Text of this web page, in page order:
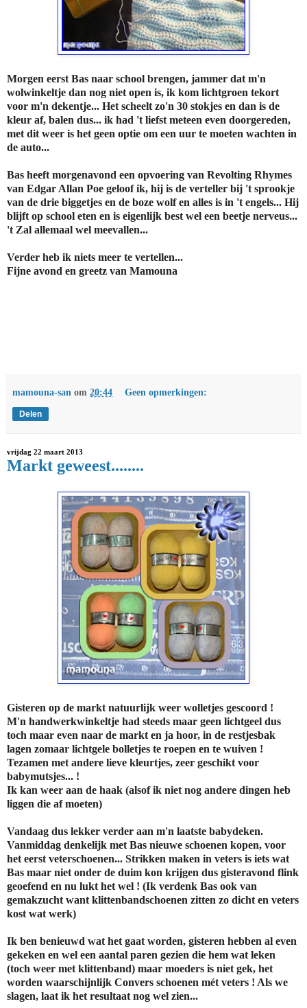
Morgen eerst Bas naar school brengen, jammer dat m'n
wolwinkeltje dan nog niet open is, ik kom lichtgroen tekort
voor m'n dekentje... Het scheelt zo'n 30 stokjes en dan is de
kleur af, balen dus... ik had 't liefst meteen even doorgereden,
met dit weer is het geen optie om een uur te moeten wachten in
de auto...
Bas heeft morgenavond een opvoering van Revolting Rhymes
van Edgar Allan Poe geloof ik, hij is de verteller bij 't sprookje
van de drie biggetjes en de boze wolf en alles is in 't engels... Hij
blijft op school eten en is eigenlijk best wel een beetje nerveus...
't Zal allemaal wel meevallen...
Verder heb ik niets meer te vertellen...
Fijne avond en greetz van Mamouna
mamouna-san om 20:44 Geen opmerkingen:
Delen
vrijdag 22 maart 2013
Markt geweest........
Gisteren op de markt natuurlijk weer wolletjes gescoord !
M'n handwerkwinkeltje had steeds maar geen lichtgeel dus
toch maar even naar de markt en ja hoor, in de restjesbak
lagen zomaar lichtgele bolletjes te roepen en te wuiven !
Tezamen met andere lieve kleurtjes, zeer geschikt voor
babymutsjes... !
Ik kan weer aan de haak (alsof ik niet nog andere dingen heb
liggen die af moeten)
Vandaag dus lekker verder aan m'n laatste babydeken.
Vanmiddag denkelijk met Bas nieuwe schoenen kopen, voor
het eerst veterschoenen... Strikken maken in veters is iets wat
Bas maar niet onder de duim kon krijgen dus gisteravond flink
geoefend en nu lukt het wel ! (Ik verdenk Bas ook van
gemakzucht want klittenbandschoenen zitten zo dicht en veters
kost wat werk)
Ik ben benieuwd wat het gaat worden, gisteren hebben al even
gekeken en wel een aantal paren gezien die hem wat leken
(toch weer met klittenband) maar moeders is niet gek, het
worden waarschijnlijk Convers schoenen mét veters ! Als we
slagen, laat ik het resultaat nog wel zien...